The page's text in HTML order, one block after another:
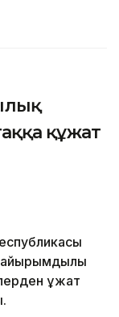
құжат
құжат